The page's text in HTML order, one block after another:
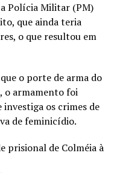
Polícia Militar (PM)
que ainda teria
o que resultou em
o porte de arma do
o armamento foi
os crimes de
de feminicídio.
prisional de Colméia à